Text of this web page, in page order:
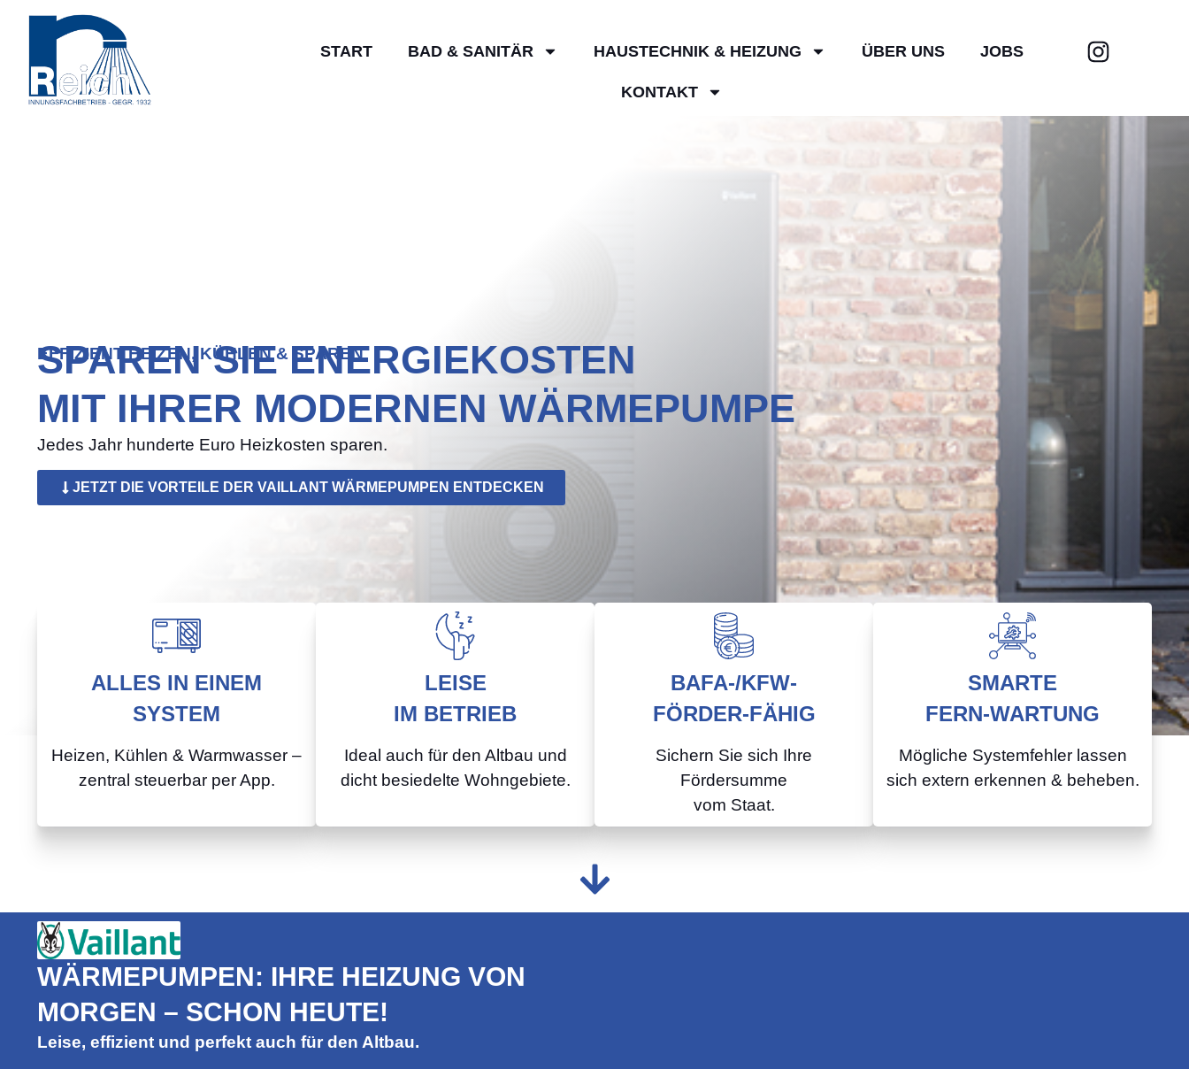
START BAD & SANITÄR HAUSTECHNIK & HEIZUNG ÜBER UNS JOBS
KONTAKT
EFFIZIENT HEIZEN, KÜHLEN & SPAREN
SPAREN SIE ENERGIEKOSTEN
MIT IHRER MODERNEN WÄRMEPUMPE
Jedes Jahr hunderte Euro Heizkosten sparen.
JETZT DIE VORTEILE DER VAILLANT WÄRMEPUMPEN ENTDECKEN
ALLES IN EINEM
SYSTEM
Heizen, Kühlen & Warmwasser –
zentral steuerbar per App.
LEISE
IM BETRIEB
Ideal auch für den Altbau und
dicht besiedelte Wohngebiete.
BAFA-/KFW-
FÖRDER-FÄHIG
Sichern Sie sich Ihre
Fördersumme
vom Staat.
SMARTE
FERN-WARTUNG
Mögliche Systemfehler lassen
sich extern erkennen & beheben.
WÄRMEPUMPEN: IHRE HEIZUNG VON
MORGEN – SCHON HEUTE!
Leise, effizient und perfekt auch für den Altbau.